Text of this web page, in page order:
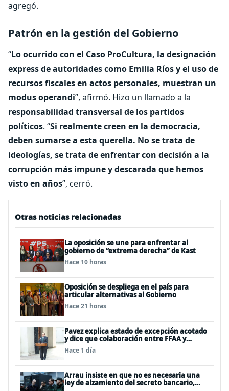
agregó.
Patrón en la gestión del Gobierno
“Lo ocurrido con el Caso ProCultura, la designación
express de autoridades como Emilia Ríos y el uso de
recursos fiscales en actos personales, muestran un
modus operandi”, afirmó. Hizo un llamado a la
responsabilidad transversal de los partidos
políticos. “Si realmente creen en la democracia,
deben sumarse a esta querella. No se trata de
ideologías, se trata de enfrentar con decisión a la
corrupción más impune y descarada que hemos
visto en años”, cerró.
Otras noticias relacionadas
La oposición se une para enfrentar al
gobierno de “extrema derecha” de Kast
Hace 10 horas
Oposición se despliega en el país para
articular alternativas al Gobierno
Hace 21 horas
Pavez explica estado de excepción acotado
y dice que colaboración entre FFAA y
policías, “es algo del todo pertinente
analizar”
Hace 1 día
Arrau insiste en que no es necesaria una
ley de alzamiento del secreto bancario,